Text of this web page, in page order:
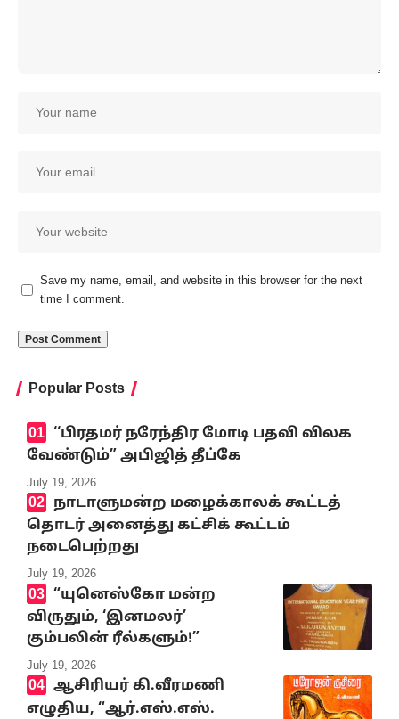
Save my name, email, and website in this browser for the next
time I comment.
Popular Posts
‘‘பிரதமர் நரேந்திர மோடி பதவி விலக
வேண்டும்” அபிஜித் தீப்கே
July 19, 2026
நாடாளுமன்ற மழைக்காலக் கூட்டத்
தொடர் அனைத்து கட்சிக் கூட்டம்
நடைபெற்றது
July 19, 2026
“யுனெஸ்கோ மன்ற
விருதும், ‘இனமலர்’
கும்பலின் ரீல்களும்!”
July 19, 2026
ஆசிரியர் கி.வீரமணி
எழுதிய, “ஆர்.எஸ்.எஸ்.